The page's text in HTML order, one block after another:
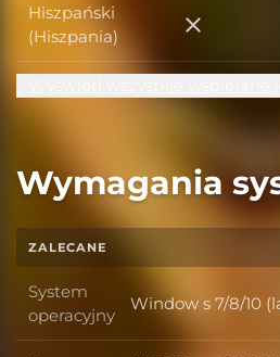
Hiszpański
(Hiszpania)
Hiszpański
Wymagania
ZALECANE
System
operacyjny
System operacyjny
Window s 7/8/10